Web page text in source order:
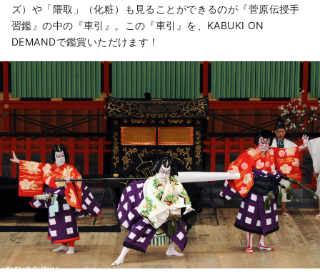
ズ）や「隈取」（化粧）も見ることができるのが『菅原伝授手
習鑑』の中の『車引』。この『車引』を、KABUKI ON
DEMANDで鑑賞いただけます！